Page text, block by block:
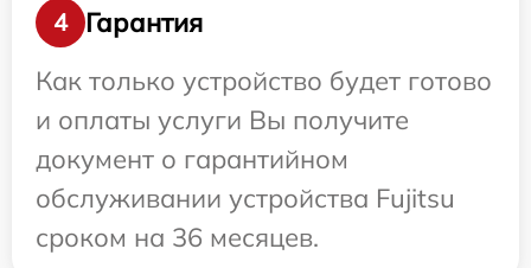
4
Гарантия
Как только устройство будет готово
и оплаты услуги Вы получите
документ о гарантийном
обслуживании устройства Fujitsu
сроком на 36 месяцев.